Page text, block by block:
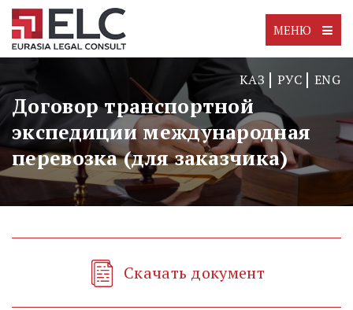
МЕНЮ
КАЗ РУС ENG
Договор транспортной
экспедиции международная
перевозка (для заказчика)
Скачать документ